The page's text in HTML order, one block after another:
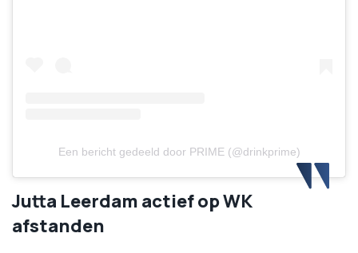
Een bericht gedeeld door PRIME (@drinkprime)
Jutta Leerdam actief op WK
afstanden